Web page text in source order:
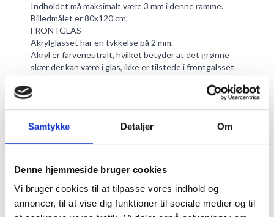
Samtykke Detaljer Om
Denne hjemmeside bruger cookies
Vi bruger cookies til at tilpasse vores indhold og
annoncer, til at vise dig funktioner til sociale medier og til
Indholdet må maksimalt være 3 mm i denne ramme.
Billedmålet er 80x120 cm.
FRONTGLAS
Akrylglasset har en tykkelse på 2 mm.
Akryl er farveneutralt, hvilket betyder at det grønne
skær der kan være i glas, ikke er tilstede i frontgalsset
Lysgennemtrængning er på 78%.
Akrylglas har en UV-blokering på 48%, hvilket betyder
glas som ikke har UV-beskyttelse.
et stilrent udtryk, så hjælper den syrefrie pap også mod
at motivet gulner over tid.
For at gøre indramningen af dit motiv lettere, anbefaler
vi at du brugerbomuldshandsker. Hvis der alligevel
skulle komme fedtede fingre på glasset, kan du bruge